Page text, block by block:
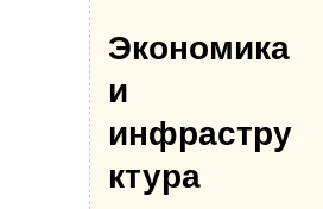
Экономика
и
инфрастру
ктура